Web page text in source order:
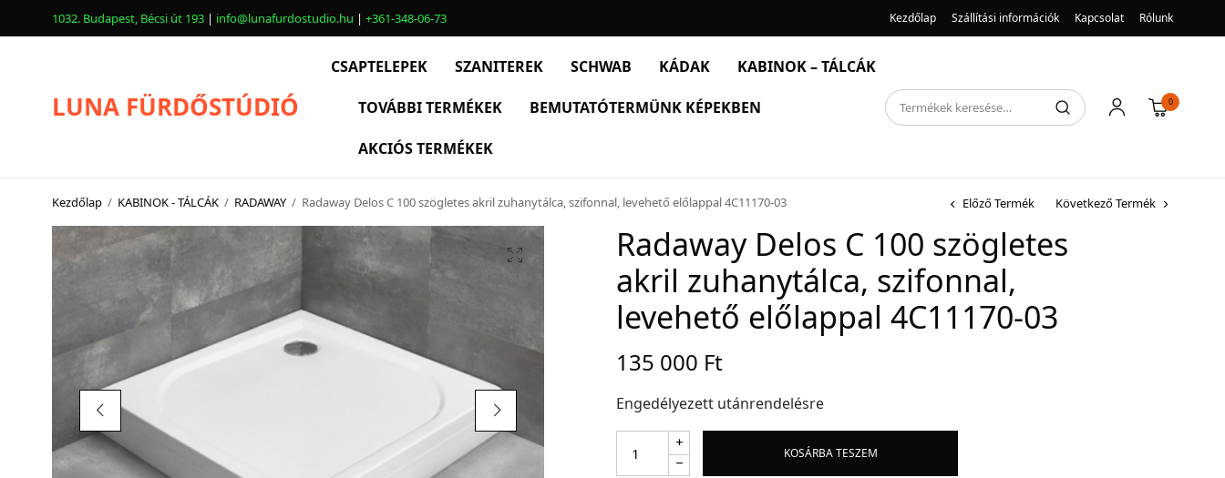
1032. Budapest, Bécsi út 193 | info@lunafurdostudio.hu | +361-348-06-73 Kezdőlap Szállítási információk Kapcsolat Rólunk
LUNA FÜRDŐSTÚDIÓ
CSAPTELEPEK SZANITEREK SCHWAB KÁDAK KABINOK – TÁLCÁK
TOVÁBBI TERMÉKEK BEMUTATÓTERMÜNK KÉPEKBEN
AKCIÓS TERMÉKEK
0
Kezdőlap / KABINOK - TÁLCÁK / RADAWAY / Radaway Delos C 100 szögletes akril zuhanytálca, szifonnal, levehető előlappal 4C11170-03 Előző Termék Következő Termék
Radaway Delos C 100 szögletes
akril zuhanytálca, szifonnal,
levehető előlappal 4C11170-03
135 000 Ft
Engedélyezett utánrendelésre
KOSÁRBA TESZEM
SZANITEREK
SCHWAB
KÁDAK
KABINOK – TÁLCÁK
TOVÁBBI TERMÉKEK
BEMUTATÓTERMÜNK KÉPEKBEN
AKCIÓS TERMÉKEK